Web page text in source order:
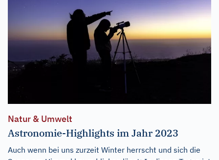
Natur & Umwelt
Astronomie-Highlights im Jahr 2023
Auch wenn bei uns zurzeit Winter herrscht und sich die